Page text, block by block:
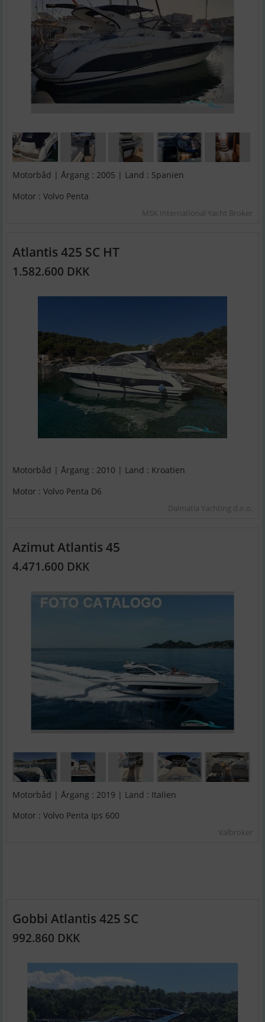
Motorbåd | Årgang : 2005 | Land : Spanien
Motor : Volvo Penta
MSK International Yacht Broker
Atlantis 425 SC HT
1.582.600 DKK
Motorbåd | Årgang : 2010 | Land : Kroatien
Motor : Volvo Penta D6
Dalmatia Yachting d.o.o.
Azimut Atlantis 45
4.471.600 DKK
Motorbåd | Årgang : 2019 | Land : Italien
Motor : Volvo Penta Ips 600
Valbroker
Gobbi Atlantis 425 SC
992.860 DKK